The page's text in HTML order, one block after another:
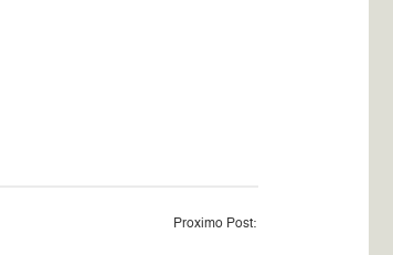
Proximo Post: